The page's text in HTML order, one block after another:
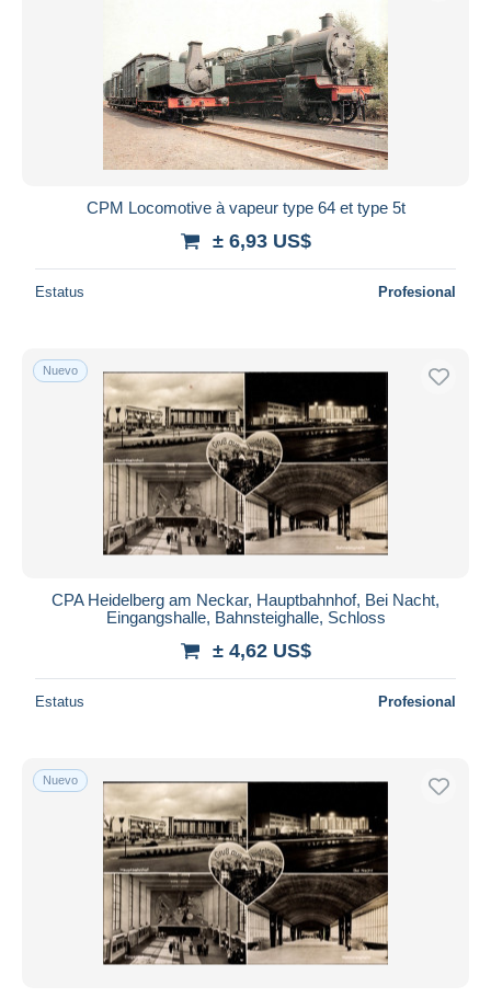
CPM Locomotive à vapeur type 64 et type 5t
± 6,93 US$
Estatus Profesional
Nuevo
CPA Heidelberg am Neckar, Hauptbahnhof, Bei Nacht,
Eingangshalle, Bahnsteighalle, Schloss
± 4,62 US$
Estatus Profesional
Nuevo